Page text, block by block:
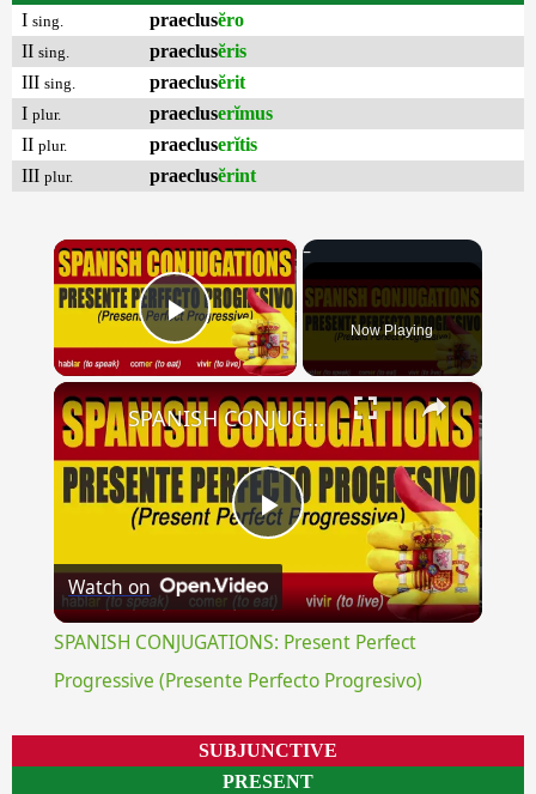
I sing. praeclusĕro
II sing. praeclusĕris
III sing. praeclusĕrit
I plur. praecluserĭmus
II plur. praecluserĭtis
III plur. praeclusĕrint
×
Play Video Now Playing
×
Play
Video
SPANISH CONJUGATIONS: Present Perfect Progressive (Presente Perfecto Progresivo)
Watch on
SPANISH CONJUGATIONS: Present Perfect
Progressive (Presente Perfecto Progresivo)
SUBJUNCTIVE
PRESENT